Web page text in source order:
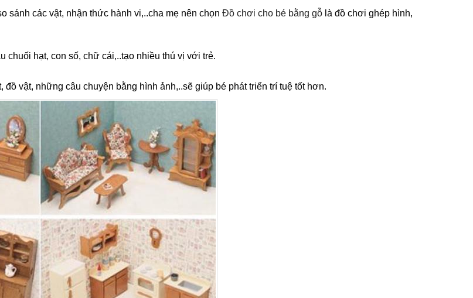
sánh các vật, nhận thức hành vi,..cha mẹ nên chọn Đồ chơi cho bé bằng gỗ là đồ chơi ghép hình,
chuối hạt, con số, chữ cái,..tạo nhiều thú vị với trẻ.
đồ vật, những câu chuyện bằng hình ảnh,..sẽ giúp bé phát triển trí tuệ tốt hơn.